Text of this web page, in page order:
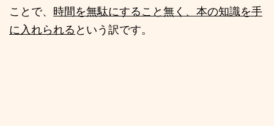
ことで、 時間を無駄にすること無く、本の知識を手
に入れられる という訳です。